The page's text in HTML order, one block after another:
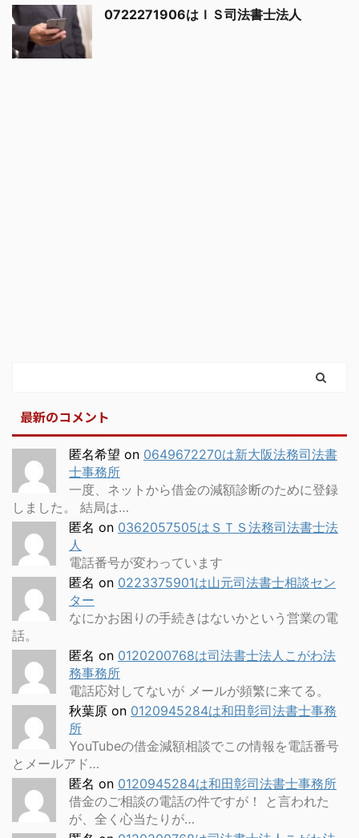
0722271906はＩＳ司法書士法人
最新のコメント
匿名希望 on 0649672270は新大阪法務司法書
士事務所
一度、ネットから借金の減額診断のために登録
しました。 結局は…
匿名 on 0362057505はＳＴＳ法務司法書士法
人
電話番号が変わっています
匿名 on 0223375901は山元司法書士相談セン
ター
なにかお困りの手続きはないかという営業の電
話。
匿名 on 0120200768は司法書士法人こがわ法
務事務所
電話応対してないが メールが頻繁に来てる。
秋葉原 on 0120945284は和田彰司法書士事務
所
YouTubeの借金減額相談でこの情報を電話番号
とメールアド…
匿名 on 0120945284は和田彰司法書士事務所
借金のご相談の電話の件ですが！ と言われた
が、全く心当たりが…